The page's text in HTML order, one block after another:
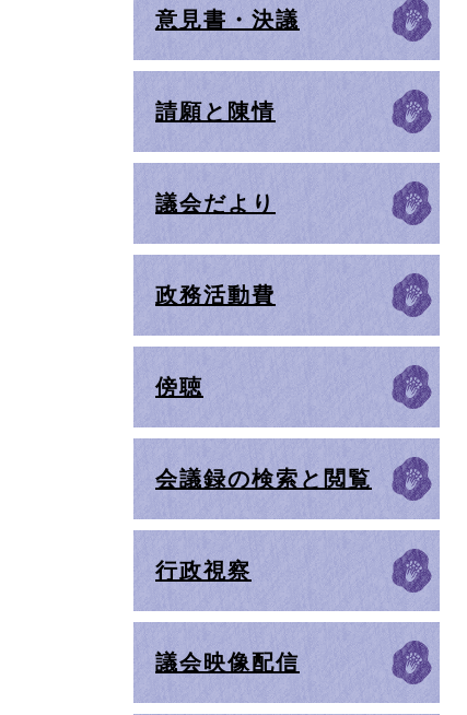
意見書・決議
請願と陳情
議会だより
政務活動費
傍聴
会議録の検索と閲覧
行政視察
議会映像配信